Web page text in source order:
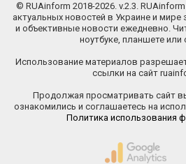
© RUAinform 2018-2026. v.2.3.
актуальных новостей в Украине и
и объективные новости ежедневно.
ноутбуке, планшете или
Использование материалов
ссылки на сайт
Продолжая просматривать сайт
ознакомились и соглашаетесь на
Политика использования